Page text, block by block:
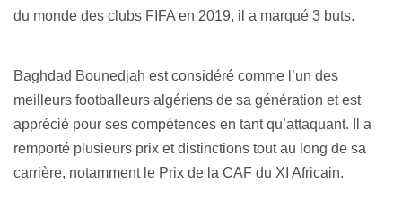
du monde des clubs FIFA en 2019, il a marqué 3 buts.
Baghdad Bounedjah est considéré comme l’un des
meilleurs footballeurs algériens de sa génération et est
apprécié pour ses compétences en tant qu’attaquant. Il a
remporté plusieurs prix et distinctions tout au long de sa
carrière, notamment le Prix de la CAF du XI Africain.